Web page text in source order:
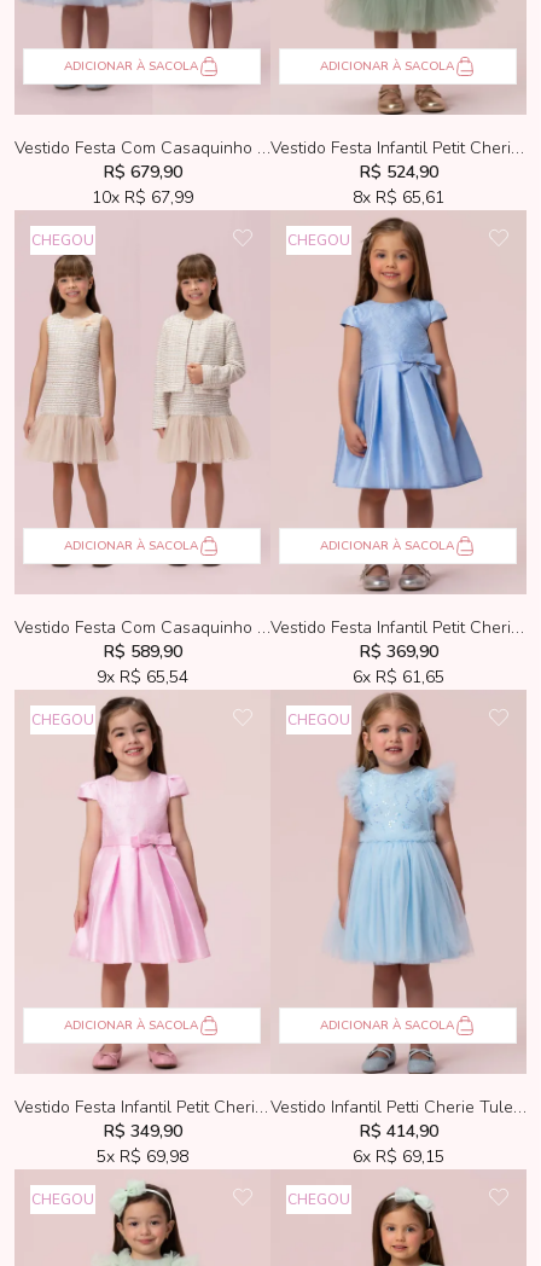
ADICIONAR À SACOLA
Vestido Festa Com Casaquinho e Bolsa Petti Cherie Tweed Azul
R$ 679,90
10x R$ 67,99
ADICIONAR À SACOLA
Vestido Festa Infantil Petit Cherie Verde Oliva Tule Bordado
R$ 524,90
8x R$ 65,61
CHEGOU
ADICIONAR À SACOLA
Vestido Festa Com Casaquinho Petit Cherie Tweed Creme
R$ 589,90
9x R$ 65,54
CHEGOU
ADICIONAR À SACOLA
Vestido Festa Infantil Petit Cherie Azul
R$ 369,90
6x R$ 61,65
CHEGOU
ADICIONAR À SACOLA
Vestido Festa Infantil Petit Cherie Rosa
R$ 349,90
5x R$ 69,98
CHEGOU
ADICIONAR À SACOLA
Vestido Infantil Petti Cherie Tule Azul Com Bordado
R$ 414,90
6x R$ 69,15
CHEGOU CHEGOU